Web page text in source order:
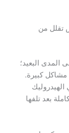
تقلل من
المدى البعيد؛
مشاكل كبيرة.
بعد تلفها